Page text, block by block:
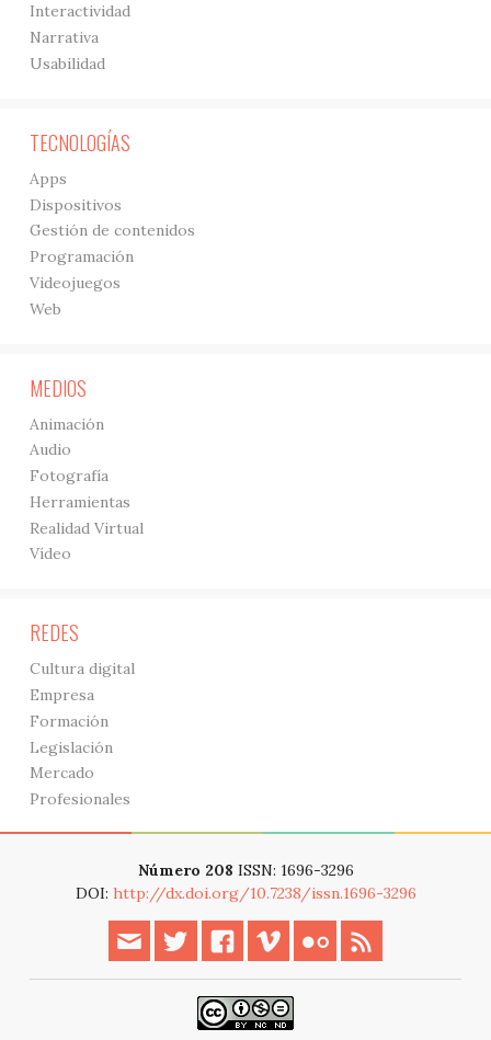
Interactividad
Narrativa
Usabilidad
TECNOLOGÍAS
Apps
Dispositivos
Gestión de contenidos
Programación
Videojuegos
Web
MEDIOS
Animación
Audio
Fotografía
Herramientas
Realidad Virtual
Vídeo
REDES
Cultura digital
Empresa
Formación
Legislación
Mercado
Profesionales
Número 208 ISSN: 1696-3296
DOI: http://dx.doi.org/10.7238/issn.1696-3296